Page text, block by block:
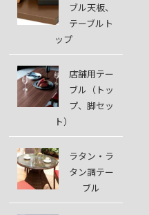
ブル天板、
テーブルト
ップ
店舗用テー
ブル（トッ
プ、脚セッ
ト）
ラタン・ラ
タン調テー
ブル